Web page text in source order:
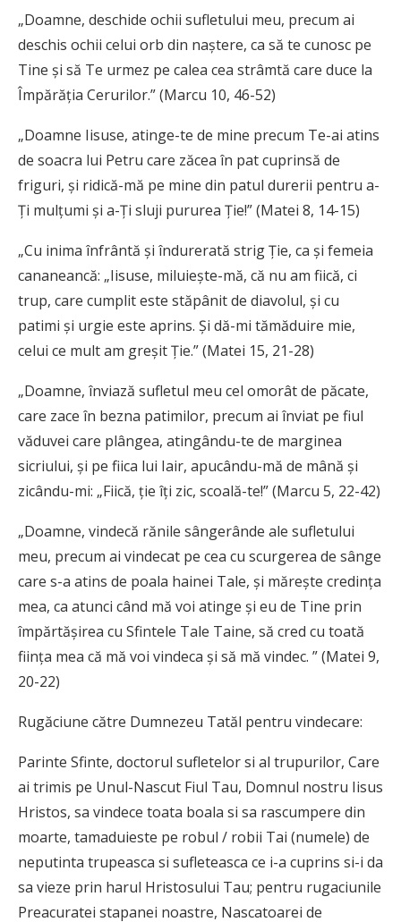
„Doamne, deschide ochii sufletului meu, precum ai
deschis ochii celui orb din naștere, ca să te cunosc pe
Tine și să Te urmez pe calea cea strâmtă care duce la
Împărăția Cerurilor.” (Marcu 10, 46-52)
„Doamne Iisuse, atinge-te de mine precum Te-ai atins
de soacra lui Petru care zăcea în pat cuprinsă de
friguri, și ridică-mă pe mine din patul durerii pentru a-
Ți mulțumi și a-Ți sluji pururea Ție!” (Matei 8, 14-15)
„Cu inima înfrântă și îndurerată strig Ție, ca și femeia
cananeancă: „Iisuse, miluiește-mă, că nu am fiică, ci
trup, care cumplit este stăpânit de diavolul, și cu
patimi și urgie este aprins. Și dă-mi tămăduire mie,
celui ce mult am greșit Ție.” (Matei 15, 21-28)
„Doamne, înviază sufletul meu cel omorât de păcate,
care zace în bezna patimilor, precum ai înviat pe fiul
văduvei care plângea, atingându-te de marginea
sicriului, și pe fiica lui Iair, apucându-mă de mână și
zicându-mi: „Fiică, ție îți zic, scoală-te!” (Marcu 5, 22-42)
„Doamne, vindecă rănile sângerânde ale sufletului
meu, precum ai vindecat pe cea cu scurgerea de sânge
care s-a atins de poala hainei Tale, și mărește credința
mea, ca atunci când mă voi atinge și eu de Tine prin
împărtășirea cu Sfintele Tale Taine, să cred cu toată
ființa mea că mă voi vindeca și să mă vindec. ” (Matei 9,
20-22)
Rugăciune către Dumnezeu Tatăl pentru vindecare:
Parinte Sfinte, doctorul sufletelor si al trupurilor, Care
ai trimis pe Unul-Nascut Fiul Tau, Domnul nostru Iisus
Hristos, sa vindece toata boala si sa rascumpere din
moarte, tamaduieste pe robul / robii Tai (numele) de
neputinta trupeasca si sufleteasca ce i-a cuprins si-i da
sa vieze prin harul Hristosului Tau; pentru rugaciunile
Preacuratei stapanei noastre, Nascatoarei de